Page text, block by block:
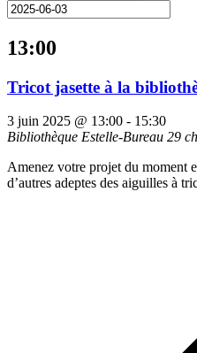
13:00
Tricot jasette à la
3 juin 2025 @ 13:00 - 15:30
Bibliothèque Estelle-Bureau 29
Amenez votre projet du moment
d’autres adeptes des aiguilles à